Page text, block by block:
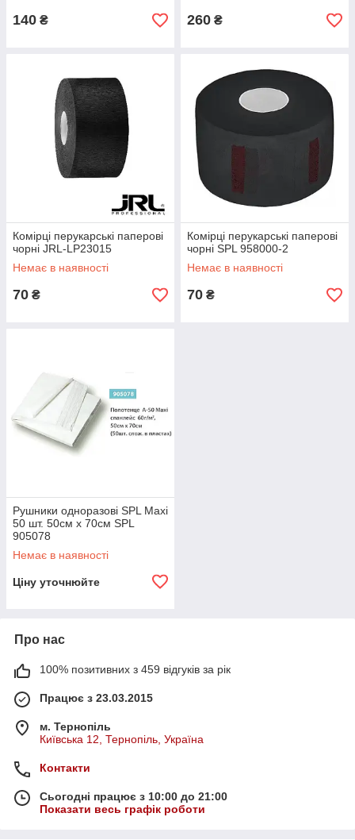
140 ₴ 260 ₴
Комірці перукарські паперові
чорні JRL-LP23015
Немає в наявності
70 ₴
Комірці перукарські паперові
чорні SPL 958000-2
Немає в наявності
70 ₴
Рушники одноразові SPL Maxi
50 шт. 50см х 70см SPL
905078
Немає в наявності
Ціну уточнюйте
Про нас
100% позитивних з 459 відгуків за рік
Працює з 23.03.2015
м. Тернопіль
Київська 12, Тернопіль, Україна
Контакти
Сьогодні працює з 10:00 до 21:00
Показати весь графік роботи